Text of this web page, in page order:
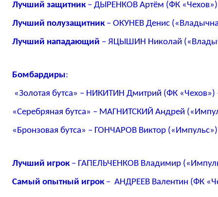
Лучший защитник– ДЫРЕНКОВ Артём (ФК «Чехов»)
Лучший полузащитник– ОКУНЕВ Денис
Лучший нападающий – ЯЦЫШИН Николай
Бомбардиры:
«Золотая бутса» – НИКИТИН Дмитрий (ФК «Чехов»)
«Серебряная бутса» – МАГНИТСКИЙ Андрей
«Бронзовая бутса» – ГОНЧАРОВ Виктор
Лучший игрок– ГАПЕЛЬЧЕНКОВ Владимир
Самый опытный игрок– АНДРЕЕВ Валентин (ФК